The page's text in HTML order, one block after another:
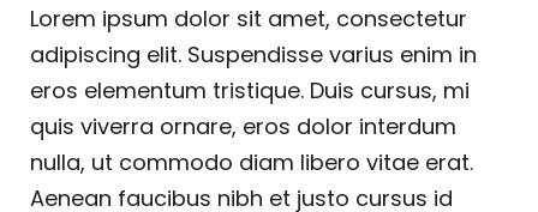
Lorem ipsum dolor sit amet, consectetur
adipiscing elit. Suspendisse varius enim in
eros elementum tristique. Duis cursus, mi
quis viverra ornare, eros dolor interdum
nulla, ut commodo diam libero vitae erat.
Aenean faucibus nibh et justo cursus id